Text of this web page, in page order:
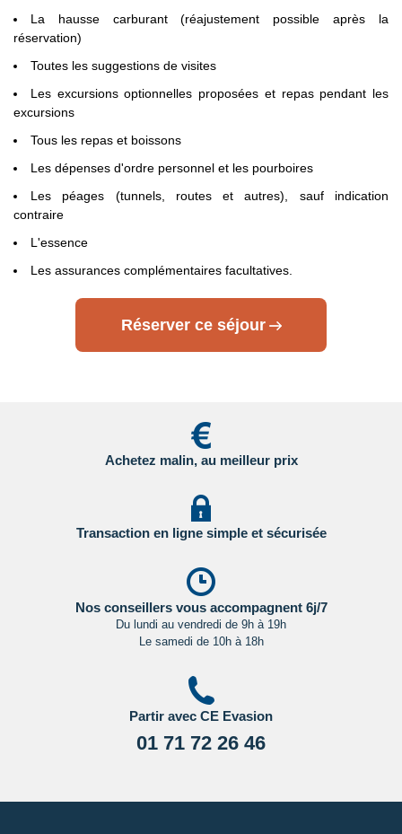
- Canada : sur le site du gouvernement canadien en
Cliquant ici.
Pour les passagers binationaux ou de nationalité étrangère :
il est préférable de vous rapprocher du consulat ou de
l’ambassade du pays de destination et de transit.
Important:Les formalités administratives et sanitaires étant
susceptibles de changer entre votre réservation et votre
départ, nous vous recommandons vivement de consulter
Cliquant ici.
La hausse carburant (réajustement possible après la
réservation)
Toutes les suggestions de visites
Les excursions optionnelles proposées et repas pendant les
excursions
Tous les repas et boissons
Les dépenses d'ordre personnel et les pourboires
Les péages (tunnels, routes et autres), sauf indication
contraire
L'essence
Les assurances complémentaires facultatives.
Réserver ce séjour
Achetez malin, au meilleur prix
Transaction en ligne simple et sécurisée
Nos conseillers vous accompagnent 6j/7
Du lundi au vendredi de 9h à 19h
Le samedi de 10h à 18h
Partir avec CE Evasion
01 71 72 26 46